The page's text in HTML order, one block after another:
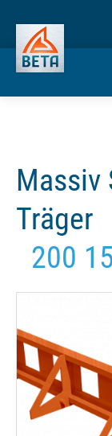
Massiv
Träger
200